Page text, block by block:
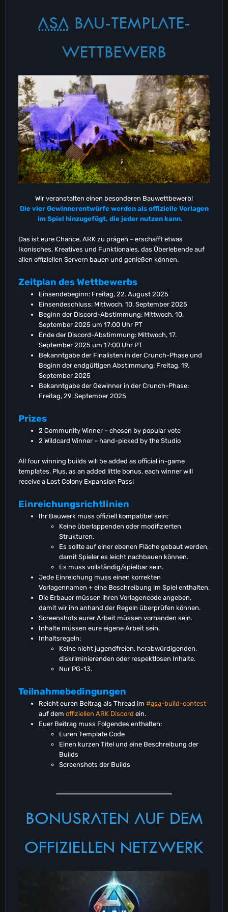
ASA BAU-TEMPLATE-
WETTBEWERB
Wir veranstalten einen besonderen Bauwettbewerb!
Die vier Gewinnerentwürfe werden als offizielle Vorlagen
im Spiel hinzugefügt, die jeder nutzen kann.
Das ist eure Chance, ARK zu prägen – erschafft etwas
Ikonisches, Kreatives und Funktionales, das Überlebende auf
allen offiziellen Servern bauen und genießen können.
Zeitplan des Wettbewerbs
Einsendebeginn: Freitag, 22. August 2025
Einsendeschluss: Mittwoch, 10. September 2025
Beginn der Discord-Abstimmung: Mittwoch, 10.
September 2025 um 17:00 Uhr PT
Ende der Discord-Abstimmung: Mittwoch, 17.
September 2025 um 17:00 Uhr PT
Bekanntgabe der Finalisten in der Crunch-Phase und
Beginn der endgültigen Abstimmung: Freitag, 19.
September 2025
Bekanntgabe der Gewinner in der Crunch-Phase:
Freitag, 29. September 2025
Prizes
2 Community Winner – chosen by popular vote
2 Wildcard Winner – hand-picked by the Studio
All four winning builds will be added as official in-game
templates. Plus, as an added little bonus, each winner will
receive a Lost Colony Expansion Pass!
Einreichungsrichtlinien
Ihr Bauwerk muss offiziell kompatibel sein:
Keine überlappenden oder modifizierten
Strukturen.
Es sollte auf einer ebenen Fläche gebaut werden,
damit Spieler es leicht nachbauen können.
Es muss vollständig/spielbar sein.
Jede Einreichung muss einen korrekten
Vorlagennamen + eine Beschreibung im Spiel enthalten.
Die Erbauer müssen ihren Vorlagencode angeben,
damit wir ihn anhand der Regeln überprüfen können.
Screenshots eurer Arbeit müssen vorhanden sein.
Inhalte müssen eure eigene Arbeit sein.
Inhaltsregeln:
Keine nicht jugendfreien, herabwürdigenden,
diskriminierenden oder respektlosen Inhalte.
Nur PG-13.
Teilnahmebedingungen
Reicht euren Beitrag als Thread im #asa-build-contest
auf dem offiziellen ARK Discord ein.
Euer Beitrag muss Folgendes enthalten:
Euren Template Code
Einen kurzen Titel und eine Beschreibung der
Builds
Screenshots der Builds
BONUSRATEN AUF DEM
OFFIZIELLEN NETZWERK